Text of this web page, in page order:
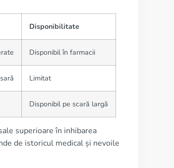
Disponibilitate
Disponibil în farmacii
Limitat
Disponibil pe scară largă
superioare în inhibarea
de istoricul medical și nevoile